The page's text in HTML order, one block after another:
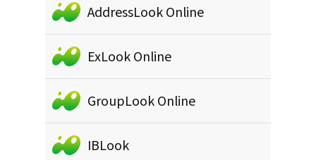
AddressLook Online
ExLook Online
GroupLook Online
IBLook